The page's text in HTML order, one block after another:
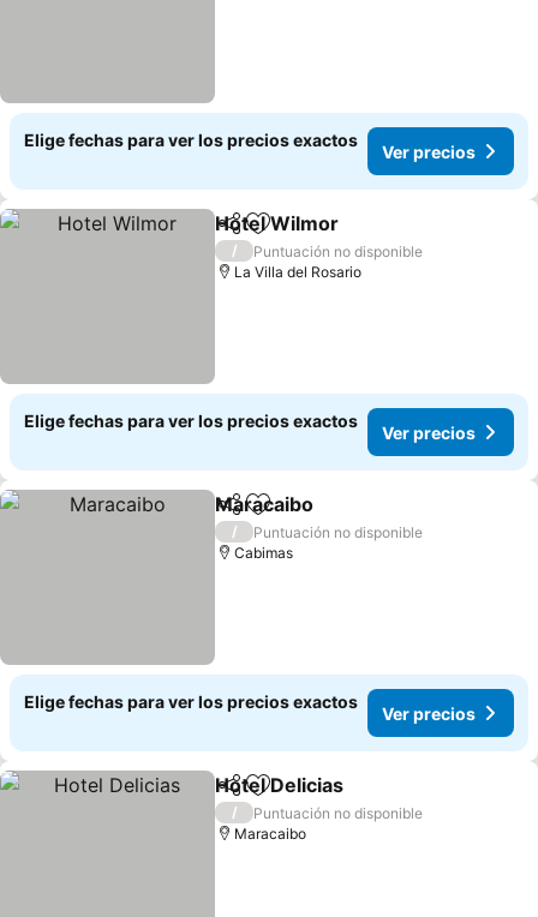
Elige fechas para ver los precios exactos
Ver precios
CompartirAgregar a favoritos
Hotel Wilmor
/
Puntuación no disponible
La Villa del Rosario
Elige fechas para ver los precios exactos
Ver precios
CompartirAgregar a favoritos
Maracaibo
/
Puntuación no disponible
Cabimas
Elige fechas para ver los precios exactos
Ver precios
CompartirAgregar a favoritos
Hotel Delicias
/
Puntuación no disponible
Maracaibo